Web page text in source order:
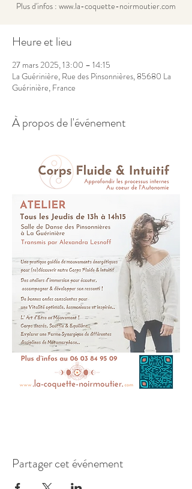
Plus d'infos : www.la-coquette-noirmoutier.com
Heure et lieu
27 mars 2025, 13:00 – 14:15
La Guérinière, Rue des Pinsonnières, 85680 La
Guérinière, France
À propos de l'événement
Partager cet événement